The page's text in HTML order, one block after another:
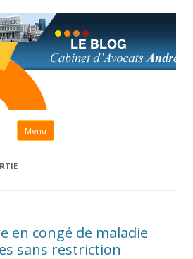
Menu Aller au contenu principal
en congé de maladie
sans restriction